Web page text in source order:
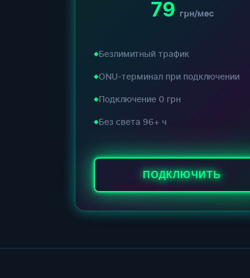
79 грн/мес
Безлимитный трафик
ONU-терминал при подключении
Подключение 0 грн
Без света 96+ ч
ПОДКЛЮЧИТЬ